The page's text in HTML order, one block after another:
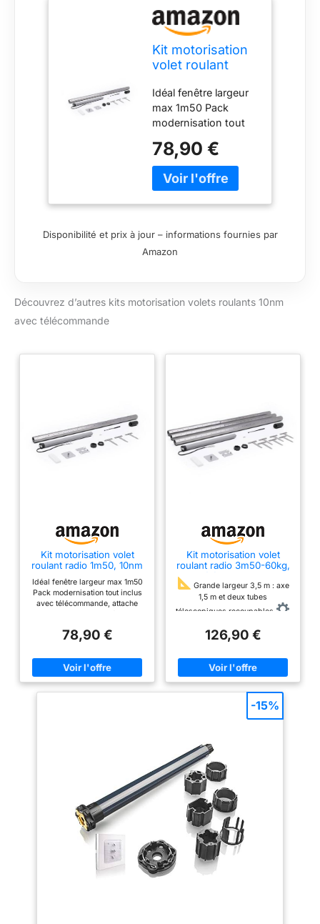
Kit motorisation
volet roulant
max 20kg avec
télécommande,
axe octo 60mm
Idéal fenêtre largeur
max 1m50 Pack
modernisation tout
télécommande,
attache tablier,
tournevis de réglage,
ajustable facilement
par simple recoupe
livré avec sa
78,90 €
Disponibilité et prix à jour – informations fournies par
Amazon
Découvrez d’autres kits motorisation volets roulants 10nm
avec télécommande
Kit motorisation volet
roulant radio 1m50, 10nm
télécommande, axe octo
60mm
Idéal fenêtre largeur max 1m50
Pack modernisation tout inclus
avec télécommande, attache
tube octogonal de 60 mm
recoupe Moteur radio d'une
puissance de 10nm livré avec
sa télécommande. Réglage de
78,90 €
Kit motorisation volet
roulant radio 3m50-60kg,
avec télécommande, axe
octo 60mm
Grande largeur 3,5 m : axe
1,5 m et deux tubes
télescopiques recoupables
~60 kg, idéal pour grands
Ajustement précis : tubes
télescopiques pour une
adaptation millimétrée
Kit
premium : embout, plaque pivot,
support, 7 attaches,
trs/min, compatible avec la Box
AvosDim
126,90 €
-15%